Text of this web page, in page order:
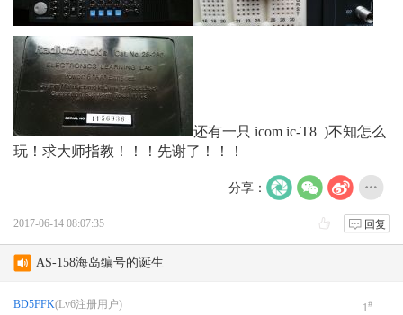
还有一只 icom ic-T8 )不知怎么
玩！求大师指教！！！先谢了！！！
分享：
2017-06-14 08:07:35 回复
AVRT4 DIGI 不轉發
AS-158海岛编号的诞生
月坨岛登上IOTA海岛名单始末
BD5FFK(Lv6注册用户) 1#